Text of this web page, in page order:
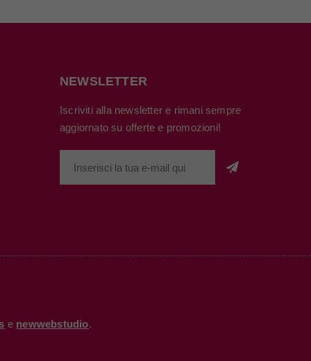
NEWSLETTER
Iscriviti alla newsletter e rimani sempre
aggiornato su offerte e promozioni!
e newwebstudio.